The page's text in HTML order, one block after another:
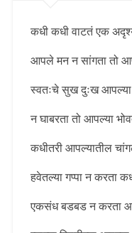
कधी कधी वाटतं एक
आपले मन न सांगता तो
स्वतःचे सुख दुःख आपल्या
न घाबरता तो आपल्या
कधीतरी आपल्यातील
हवेतल्या गप्पा न करता
एकसंध बडबड न करता